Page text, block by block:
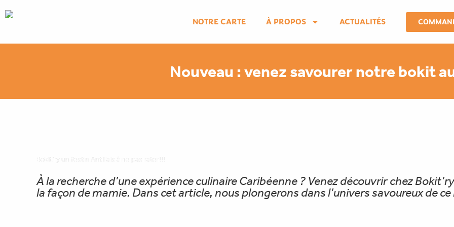
au
NOTRE CARTE À PROPOS ACTUALITÉS
Nouveau : venez savourer notre bokit
À la recherche d’une expérience culinaire Caribéenne ? Venez découvrir chez
la façon de mamie. Dans cet article, nous plongerons dans l’univers savoureux de